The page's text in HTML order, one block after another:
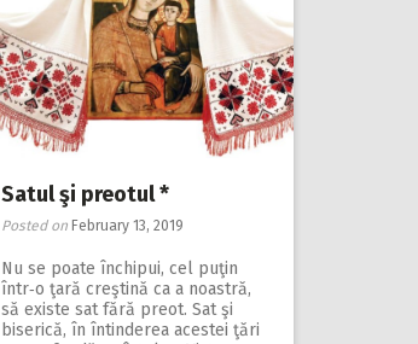
Satul şi preotul *
Posted on February 13, 2019
Nu se poate închipui, cel puţin
într‑o ţară creştină ca a noastră,
să existe sat fără preot. Sat şi
biserică, în întinderea acestei ţări